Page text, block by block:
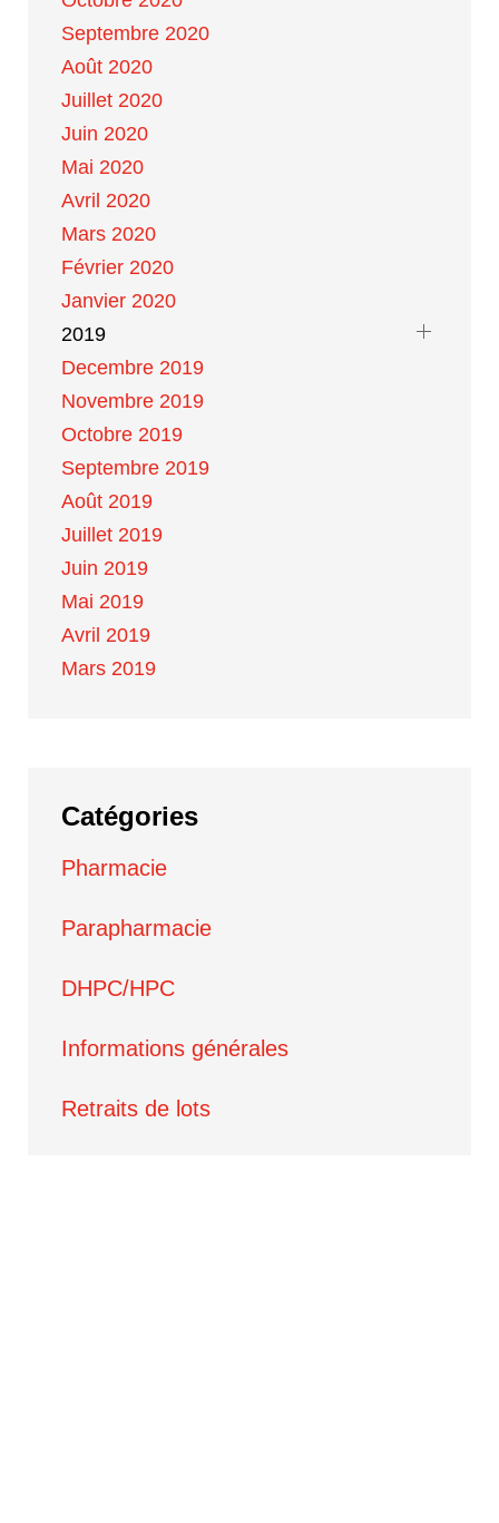
Septembre 2020
Août 2020
Juillet 2020
Juin 2020
Mai 2020
Avril 2020
Mars 2020
Février 2020
Janvier 2020
2019
Decembre 2019
Novembre 2019
Octobre 2019
Septembre 2019
Août 2019
Juillet 2019
Juin 2019
Mai 2019
Avril 2019
Mars 2019
Catégories
Pharmacie
Parapharmacie
DHPC/HPC
Informations générales
Retraits de lots